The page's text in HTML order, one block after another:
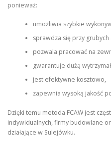
ponieważ:
umożliwia szybkie
sprawdza się przy grubych
pozwala pracować na
gwarantuje dużą
jest efektywne kosztowo,
zapewnia wysoką jakość
Dzięki temu metoda FCAW jest
indywidualnych, firmy budowlane
działające w Sulejówku.